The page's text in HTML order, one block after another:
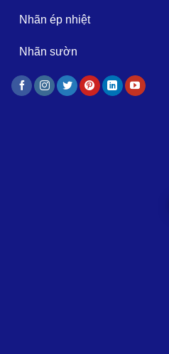
Nhãn ép nhiệt
Nhãn sườn